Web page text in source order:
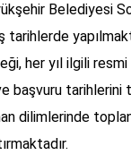
Belediyesi
tarihlerde
her yıl ilgili
başvuru tarihlerini
dilimlerinde